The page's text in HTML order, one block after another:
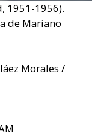
1951-1956).
de Mariano
Morales /